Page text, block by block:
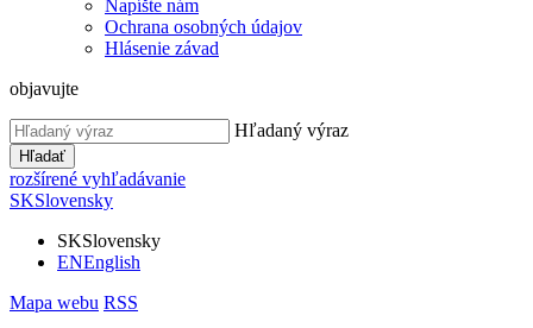
Napíšte nám
Ochrana osobných údajov
Hlásenie závad
objavujte
Hľadaný výraz
Hľadať
rozšírené vyhľadávanie
SKSlovensky
SKSlovensky
ENEnglish
Mapa webu RSS